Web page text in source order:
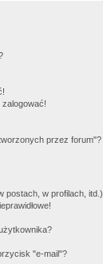
zalogować!
przez forum"?
postach, w profilach, itd.)
"e-mail"?